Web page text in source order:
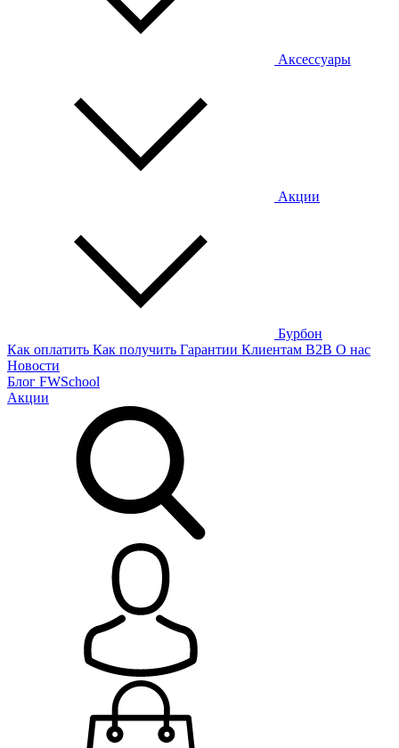
Аксессуары
Акции
Бурбон
Как оплатить Как получить Гарантии Клиентам B2B О нас
Новости
Блог FWSchool
Акции